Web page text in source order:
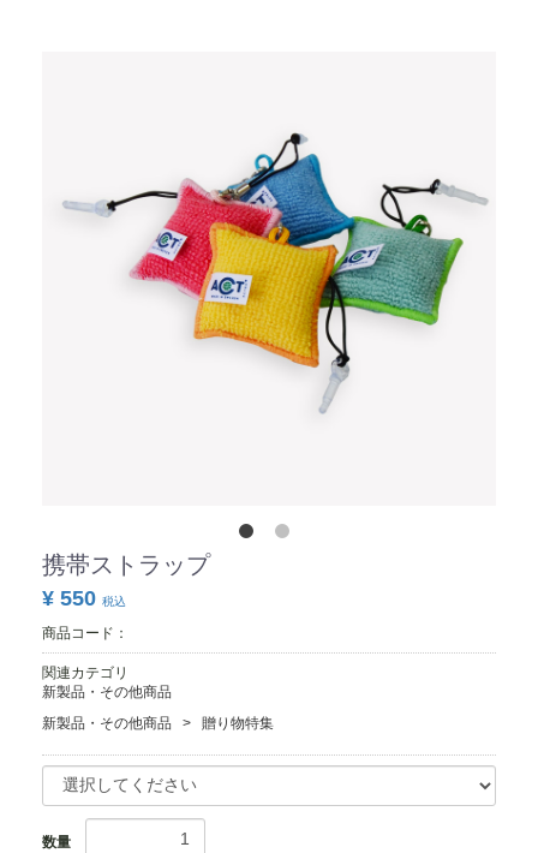
携帯ストラップ
¥ 550 税込
商品コード：
関連カテゴリ
新製品・その他商品
新製品・その他商品
贈り物特集
数量